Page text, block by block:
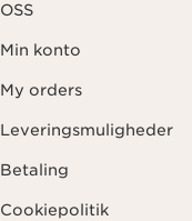
OSS
Min konto
My orders
Leveringsmuligheder
Betaling
Cookiepolitik